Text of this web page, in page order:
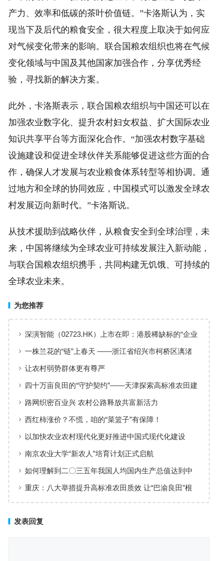
产力、效率和低碳的茶叶价值链。”卡洛斯认为，实
现当下及后代的粮食安全，很大程度上取决于如何应
对气候变化带来的影响。联合国粮农组织也将在气候
变化领域与中国及其他国家加强合作，分享优秀经
验，寻找新的解决方案。
此外，卡洛斯表示，联合国粮农组织与中国还可以在
加强农业数字化、提升农村妇女权益、扩大国际农业
知识共享平台等方面深化合作。“加强农村数字基础
设施建设和促进全球伙伴关系能够促进这些方面的合
作，确保人才发展与农业粮食体系转型等相协调。通
过地方和全球的协同效应，中国模式可以激发全球农
村发展迈向新时代。”卡洛斯说。
从技术援助到战略伙伴，从粮食安全到全球治理，未
来，中国将继续为全球农业可持续发展注入新动能，
与联合国粮农组织携手，共同构建无饥饿、可持续的
全球农业未来。
为您推荐
深演智能（02723.HK）上市在即：港股稀缺标的“企业
AI决策智能体第一股”正式登场
一株兰花的“链”上春天 ——浙江省绍兴市柯桥区漓渚
镇兰花产业发展观察
让农村弱势群体更有尊严
四十万亩良田的“守护契约”——天津探索高标准农田建
设、管护保险全周期模式观察
路网织密百业兴 农村公路释放共富新活力
西红柿涨价？不慌，咱的“菜篮子”有保障！
以加快农业农村现代化更好推进中国式现代化建设
——从中央农村工作会议看2026年“三农”工作战略部署
南京农业大学“新农人”培育计划正式启航
如何理解到二〇三五年我国人均国内生产总值达到中
等发达国家水平
重庆：八大举措提升高标准农田质效 让“巴渝良田”根
发表回复